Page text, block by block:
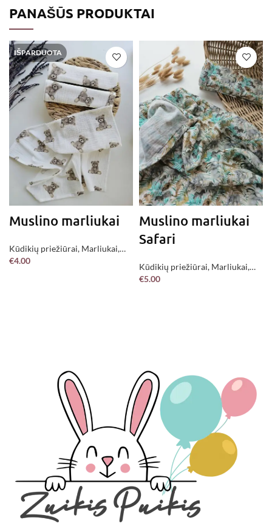
PANAŠŪS PRODUKTAI
IŠPARDUOTA
Muslino marliukai
Kūdikių priežiūrai, Marliukai,
Jau pagaminta !
€4.00
Muslino marliukai
Safari
Kūdikių priežiūrai, Marliukai,
Jau pagaminta !
€5.00